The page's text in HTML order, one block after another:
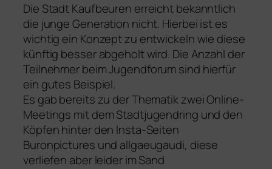
Die Stadt Kaufbeuren erreicht bekanntlich
die junge Generation nicht. Hierbei ist es
wichtig ein Konzept zu entwickeln wie diese
künftig besser abgeholt wird. Die Anzahl der
Teilnehmer beim Jugendforum sind hierfür
ein gutes Beispiel.
Es gab bereits zu der Thematik zwei Online-
Meetings mit dem Stadtjugendring und den
Köpfen hinter den Insta-Seiten
Buronpictures und allgaeugaudi, diese
verliefen aber leider im Sand